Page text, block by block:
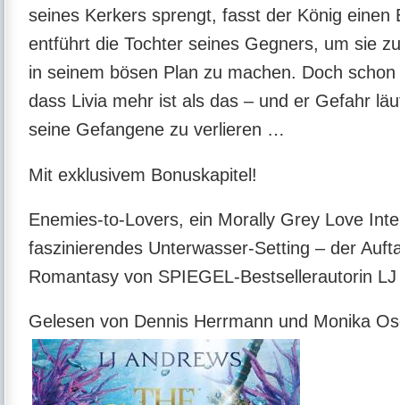
seines Kerkers sprengt, fasst der König einen
entführt die Tochter seines Gegners, um sie
in seinem bösen Plan zu machen. Doch
dass Livia mehr ist als das – und er Gefahr
seine Gefangene zu verlieren …
Mit exklusivem Bonuskapitel!
Enemies-to-Lovers, ein Morally Grey Love
faszinierendes Unterwasser-Setting – der
Romantasy von SPIEGEL-Bestsellerautorin
Gelesen von Dennis Herrmann und Monika